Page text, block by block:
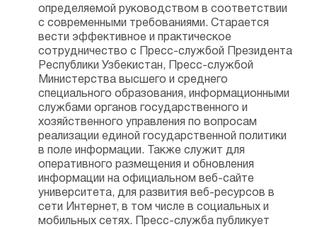
определяемой руководством в соответствии
с современными требованиями. Старается
вести эффективное и практическое
сотрудничество с Пресс-службой Президента
Республики Узбекистан, Пресс-службой
Министерства высшего и среднего
специального образования, информационными
службами органов государственного и
хозяйственного управления по вопросам
реализации единой государственной политики
в поле информации. Также служит для
оперативного размещения и обновления
информации на официальном веб-сайте
университета, для развития веб-ресурсов в
сети Интернет, в том числе в социальных и
мобильных сетях. Пресс-служба публикует